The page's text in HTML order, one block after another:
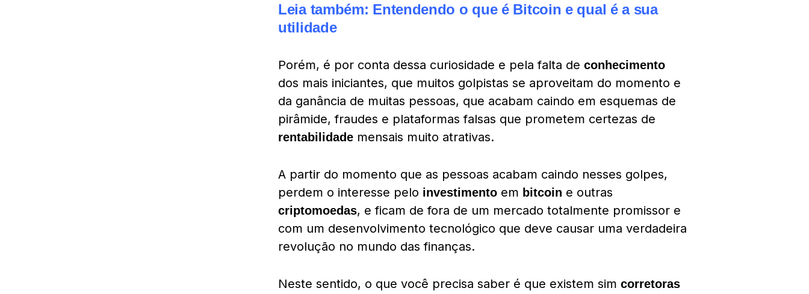
Leia também: Entendendo o que é Bitcoin e qual é a sua
utilidade
Porém, é por conta dessa curiosidade e pela falta de conhecimento
dos mais iniciantes, que muitos golpistas se aproveitam do momento e
da ganância de muitas pessoas, que acabam caindo em esquemas de
pirâmide, fraudes e plataformas falsas que prometem certezas de
rentabilidade mensais muito atrativas.
A partir do momento que as pessoas acabam caindo nesses golpes,
perdem o interesse pelo investimento em bitcoin e outras
criptomoedas, e ficam de fora de um mercado totalmente promissor e
com um desenvolvimento tecnológico que deve causar uma verdadeira
revolução no mundo das finanças.
Neste sentido, o que você precisa saber é que existem sim corretoras